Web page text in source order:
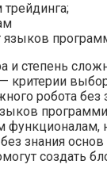
языков
и степень
критерии
робота без
знания основ
создать